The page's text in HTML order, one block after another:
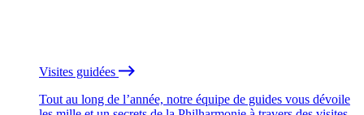
Visites guidées
Tout au long de l’année, notre équipe de guides vous dévoile